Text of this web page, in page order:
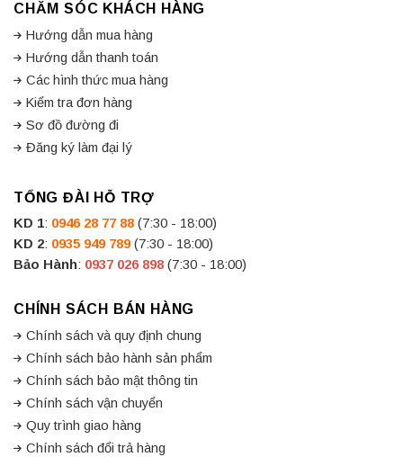
CHĂM SÓC KHÁCH HÀNG
Hướng dẫn mua hàng
Hướng dẫn thanh toán
Các hình thức mua hàng
Kiểm tra đơn hàng
Sơ đồ đường đi
Đăng ký làm đại lý
TỔNG ĐÀI HỖ TRỢ
KD 1: 0946 28 77 88 (7:30 - 18:00)
KD 2: 0935 949 789 (7:30 - 18:00)
Bảo Hành: 0937 026 898 (7:30 - 18:00)
CHÍNH SÁCH BÁN HÀNG
Chính sách và quy định chung
Chính sách bảo hành sản phẩm
Chính sách bảo mật thông tin
Chính sách vận chuyển
Quy trình giao hàng
Chính sách đổi trả hàng